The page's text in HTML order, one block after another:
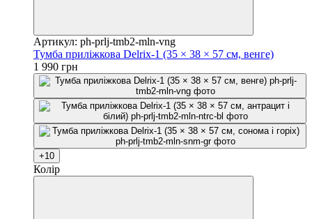
Артикул: ph-prlj-tmb2-mln-vng
Тумба приліжкова Delrix-1 (35 × 38 × 57 см, венге)
1 990 грн
+10
Колір